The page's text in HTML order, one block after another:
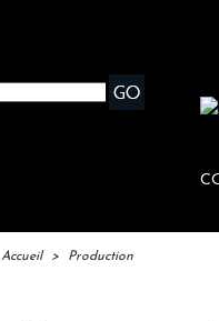
Accueil > Production